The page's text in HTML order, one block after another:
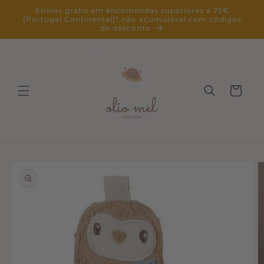
para o
conteúdo
Envios grátis em encomendas superiores a 75€
(Portugal Continental)* não acumulável com códigos
de desconto
Carrinho
informação